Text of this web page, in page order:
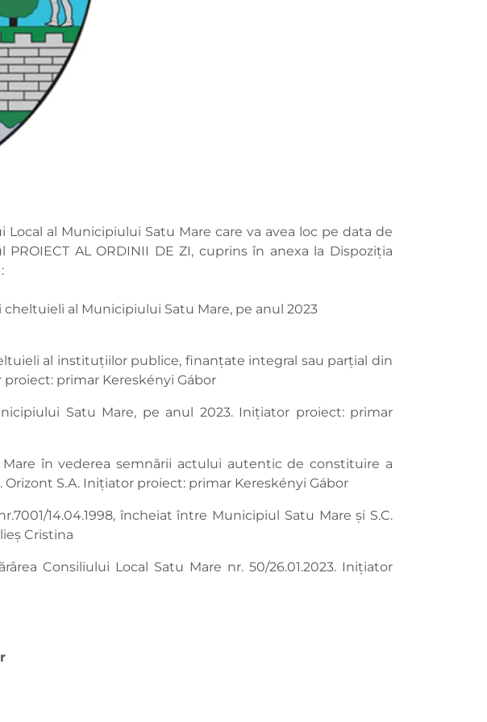
al Municipiului Satu Mare care va avea loc pe data de
AL ORDINII DE ZI, cuprins în anexa la Dispoziția
al Municipiului Satu Mare, pe anul 2023
al instituţiilor publice, finanţate integral sau parţial din
primar Kereskényi Gábor
Satu Mare, pe anul 2023. Inițiator proiect: primar
în vederea semnării actului autentic de constituire a
S.A. Inițiator proiect: primar Kereskényi Gábor
14.04.1998, încheiat între Municipiul Satu Mare și S.C.
Cristina
Consiliului Local Satu Mare nr. 50/26.01.2023. Inițiator